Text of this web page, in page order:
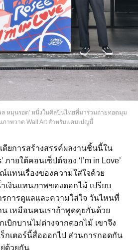
ล หมุนรอด' หนึ่งในศิลปินไทยที่มาร่วมถ่ายทอดมุม
ภาพวาด Wall Art สำหรับแคมเปญนี้
เดียการสร้างสรรค์ผลงานชิ้นนี้ใน
ภายใต้คอนเซ็ปต์ของ ‘I’m in Love’
ทนเรื่องของความใส่ใจด้วย
ำเงินแทนภาพของดอกไม้ เปรียบ
การดูแลและความใส่ใจ วันไหนที่
เหมือนคนเราถ้าพูดคุยกันด้วย
เบิกบานไม่ต่างจากดอกไม้ เขาจึง
กเตอร์นี้สื่อออกไป ส่วนการกอดกัน
ด้วยกัน